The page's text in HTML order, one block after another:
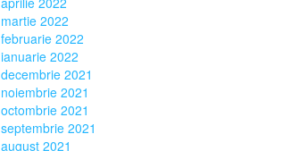
martie 2022
februarie 2022
ianuarie 2022
decembrie 2021
noiembrie 2021
octombrie 2021
septembrie 2021
august 2021